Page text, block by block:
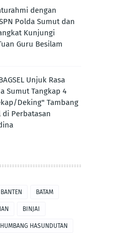
dengan
Polda Sumut dan
Kunjungi
Guru Besilam
Unjuk Rasa
Sumut Tangkap 4
Deking" Tambang
di Perbatasan
BANTEN BATAM
BINJAI
HUMBANG HASUNDUTAN